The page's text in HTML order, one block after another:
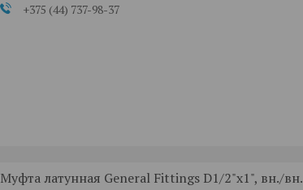
+375 (44) 737-98-37
Муфта латунная General Fittings D1/2"x1", вн./вн.